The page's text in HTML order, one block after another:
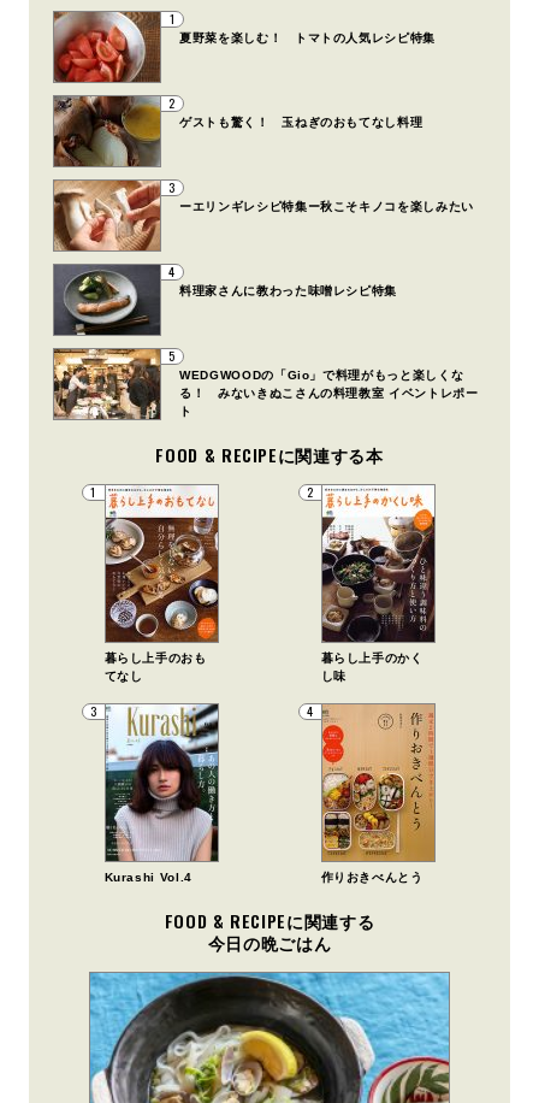
1
夏野菜を楽しむ！ トマトの人気レシピ特集
2
ゲストも驚く！ 玉ねぎのおもてなし料理
3
ーエリンギレシピ特集ー秋こそキノコを楽しみたい
4
料理家さんに教わった味噌レシピ特集
5
WEDGWOODの「Gio」で料理がもっと楽しくな
る！ みないきぬこさんの料理教室 イベントレポー
ト
FOOD & RECIPEに関連する本
1
暮らし上手のおも
てなし
2
暮らし上手のかく
し味
3
Kurashi Vol.4
4
作りおきべんとう
FOOD & RECIPEに関連する
今日の晩ごはん